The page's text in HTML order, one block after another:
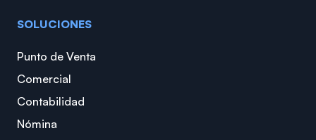
SOLUCIONES
Punto de Venta
Comercial
Contabilidad
Nómina